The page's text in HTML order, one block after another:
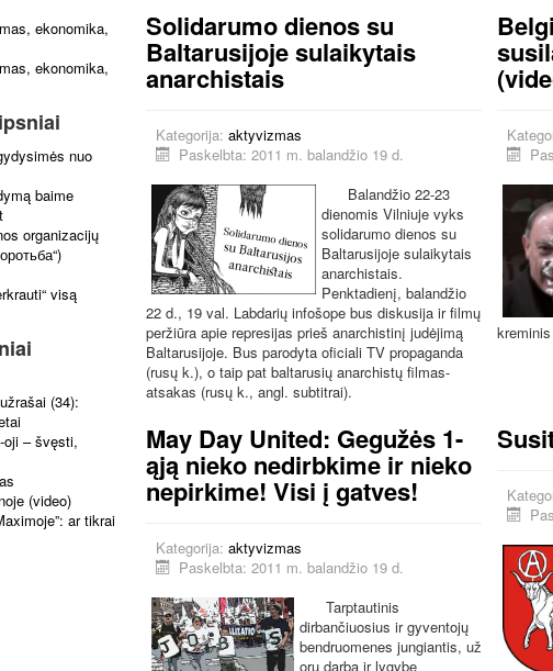
ekonomika,
ekonomika,
nuo
baime
organizacijų
visą
(34):
oji – švęsti,
(video)
ar tikrai
Solidarumo dienos su
Baltarusijoje sulaikytais
anarchistais
Kategorija: aktyvizmas
Paskelbta: 2011 m. balandžio 19 d.
Balandžio 22-23
dienomis Vilniuje vyks
solidarumo dienos su
Baltarusijoje sulaikytais
anarchistais.
Penktadienį, balandžio
22 d., 19 val. Labdarių infošope bus diskusija ir filmų
peržiūra apie represijas prieš anarchistinį judėjimą
Baltarusijoje. Bus parodyta oficiali TV propaganda
(rusų k.), o taip pat baltarusių anarchistų filmas-
atsakas (rusų k., angl. subtitrai).
May Day United: Gegužės 1-
ąją nieko nedirbkime ir nieko
nepirkime! Visi į gatves!
Kategorija: aktyvizmas
Paskelbta: 2011 m. balandžio 19 d.
Tarptautinis
dirbančiuosius ir gyventojų
bendruomenes jungiantis, už
orų darbą ir lygybę